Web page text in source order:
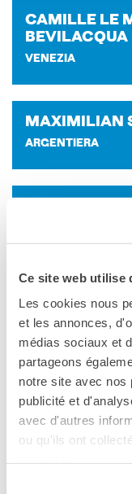
Ce site web utilise
Les cookies nous
et les annonces,
médias sociaux et
partageons
notre site avec nos
publicité et
avec d'autres
ou qu'ils ont
CA­MIL­LE LE
VENEZIA
MA­XI­MI­LIAN
ARGENTIERA
LU­CI­LE
AR­TI­STI
MILANO
COR­NE­LIA
CASTRIGNANO DEI